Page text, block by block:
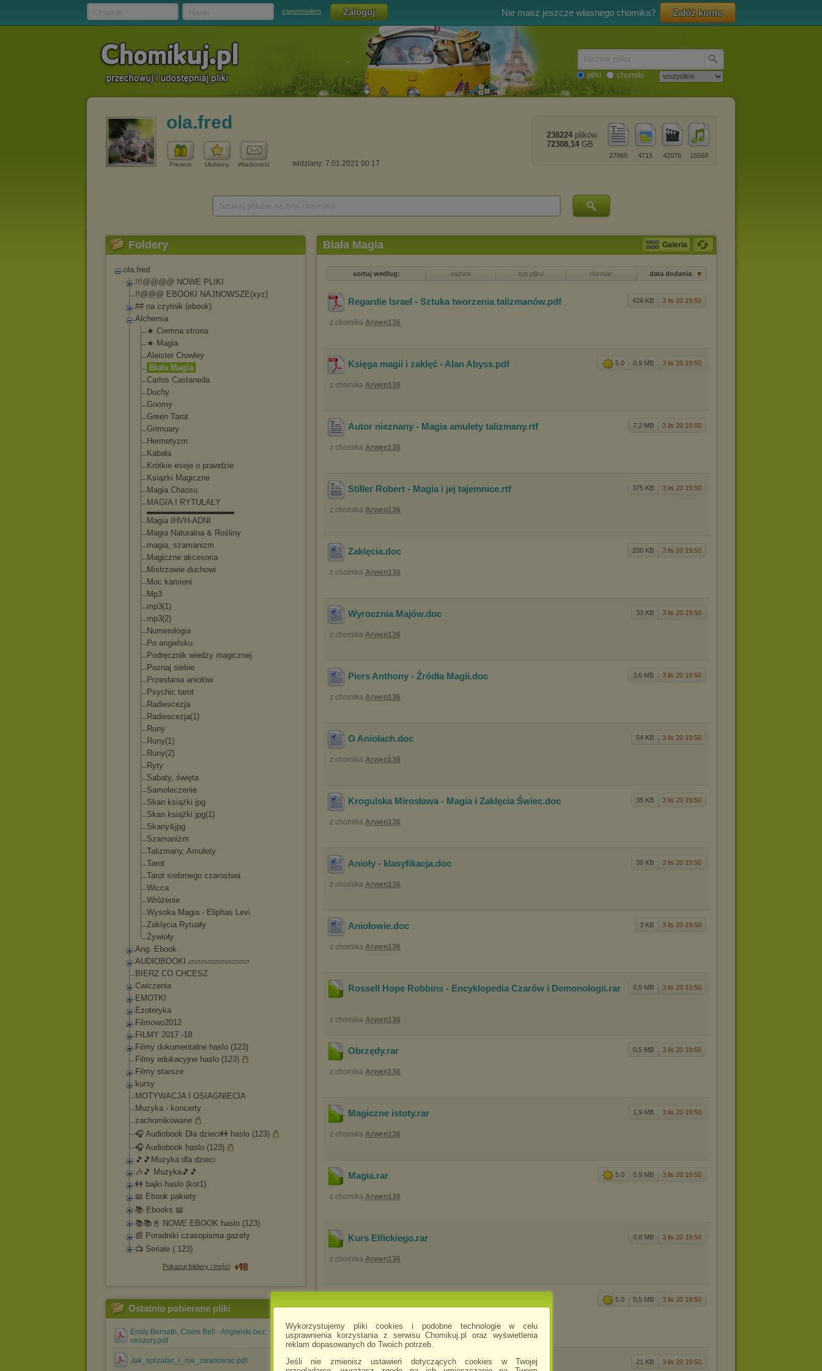
Wykorzystujemy pliki cookies i podobne technologie w celu
usprawnienia korzystania z serwisu Chomikuj.pl oraz wyświetlenia
reklam dopasowanych do Twoich potrzeb.
Jeśli nie zmienisz ustawień dotyczących cookies w Twojej
zapomniałem Nie masz jeszcze własnego chomika? Załóż konto
pliki chomiki
ola.fred
Prezent Ulubiony Wiadomość widziany: 7.01.2021 00:17
16568
42076
4715
27960
238224 plików
72308,14 GB
Foldery
ola.fred
!!!@@@@ NOWE PLIKI
!!@@@ EBOOKI NAJNOWSZE(xyz)
## na czytnik (ebook)
Alchemia
★ Ciemna strona
★ Magia
Aleister Crowley
Biała Magia
Carlos Castaneda
Duchy
Gnomy
Green Tarot
Grimuary
Hermetyzm
Kabała
Krótkie eseje o prawdzie
Książki Magiczne
Magia Chaosu
MAGIA I RYTUŁAŁY
▬▬▬▬▬▬▬▬▬▬▬
Magia IHVH-ADNI
Magia Naturalna & Rośliny
magia, szamanizm
Magiczne akcesoria
Mistrzowie duchowi
Moc kamieni
Mp3
mp3(1)
mp3(2)
Numerologia
Po angielsku
Podręcznik wiedzy magicznej
Poznaj siebie
Przesłania aniołów
Psychic tarot
Radiescezja
Radiescezja(1)
Runy
Runy(1)
Runy(2)
Ryty
Sabaty, święta
Samoleczenie
Skan książki jpg
Skan książki jpg(1)
Skany&jpg
Szamanizm
Talizmany, Amulety
Tarot
Tarot srebrnego czarostwa
Wicca
Wróżenie
Wysoka Magia - Eliphas Levi
Zaklęcia Rytuały
Żywioły
Ang. Ebook
AUDIOBOOKI ▱▱▱▱▱▱▱▱▱▱
BIERZ CO CHCESZ
Cwiczenia
EMOTKI
Ezoteryka
Filmowo2012
FILMY 2017 -18
Filmy dokumentalne haslo (123)
Filmy edukacyjne haslo (123)
Filmy starsze
kursy
MOTYWACJA I OSIAGNIECIA
Muzyka - koncerty
zachomikowane
🎧 Audiobook Dla dzieci👭 haslo (123)
🎧 Audiobook haslo (123)
🎵🎵Muzyka dla dzieci
🎶🎵 Muzyka🎵🎵
👭 bajki haslo (kot1)
📖 Ebook pakiety
📚 Ebooks 📖
📚📚📓 NOWE EBOOK haslo (123)
📰 Poradniki czasopisma gazety
📺 Seriale ( 123)
Pokazuj foldery i treści
Ostatnio pobierane pliki
Emily Bernath, Claire Bell - Angielski bez
cenzury.pdf
Jak_sprzatac_i_nie_zwariowac.pdf
Biała Magia Galeria
sortuj według: nazwa typ pliku rozmiar data dodania
426 KB 3 lis 20 19:50
Regardie Israel - Sztuka tworzenia talizmanów.pdf
z chomika Arwen136
5.0 0,9 MB 3 lis 20 19:50
Księga magii i zaklęć - Alan Abyss.pdf
z chomika Arwen136
7,2 MB 3 lis 20 19:50
Autor nieznany - Magia amulety talizmany.rtf
z chomika Arwen136
375 KB 3 lis 20 19:50
Stiller Robert - Magia i jej tajemnice.rtf
z chomika Arwen136
200 KB 3 lis 20 19:50
Zaklęcia.doc
z chomika Arwen136
33 KB 3 lis 20 19:50
Wyrocznia Majów.doc
z chomika Arwen136
3,6 MB 3 lis 20 19:50
Piers Anthony - Źródła Magii.doc
z chomika Arwen136
54 KB 3 lis 20 19:50
O Aniołach.doc
z chomika Arwen136
35 KB 3 lis 20 19:50
Krogulska Mirosława - Magia i Zaklęcia Świec.doc
z chomika Arwen136
38 KB 3 lis 20 19:50
Anioły - klasyfikacja.doc
z chomika Arwen136
3 KB 3 lis 20 19:50
Aniołowie.doc
z chomika Arwen136
0,5 MB 3 lis 20 19:50
Rossell Hope Robbins - Encyklopedia Czarów i Demonologii.rar
z chomika Arwen136
0,5 MB 3 lis 20 19:50
Obrzędy.rar
z chomika Arwen136
1,9 MB 3 lis 20 19:50
Magiczne istoty.rar
z chomika Arwen136
5.0 0,9 MB 3 lis 20 19:50
Magia.rar
z chomika Arwen136
0,8 MB 3 lis 20 19:50
Kurs Elfickiego.rar
z chomika Arwen136
5.0 0,5 MB 3 lis 20 19:50
z chomika Arwen136
21 KB 3 lis 20 19:50
Elementy Składowe Zaklęcia.pdf